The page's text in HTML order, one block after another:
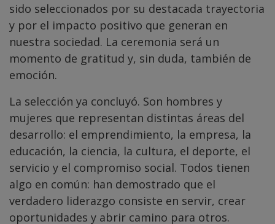
sido seleccionados por su destacada trayectoria
y por el impacto positivo que generan en
nuestra sociedad. La ceremonia será un
momento de gratitud y, sin duda, también de
emoción.
La selección ya concluyó. Son hombres y
mujeres que representan distintas áreas del
desarrollo: el emprendimiento, la empresa, la
educación, la ciencia, la cultura, el deporte, el
servicio y el compromiso social. Todos tienen
algo en común: han demostrado que el
verdadero liderazgo consiste en servir, crear
oportunidades y abrir camino para otros.